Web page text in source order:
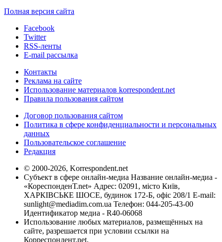
Полная версия сайта
Facebook
Twitter
RSS-ленты
E-mail рассылка
Контакты
Реклама на сайте
Использование материалов korrespondent.net
Правила пользования сайтом
Договор пользования сайтом
Политика в сфере конфиденциальности и персональных
данных
Пользовательское соглашение
Редакция
© 2000-2026, Korrespondent.net
Субъект в сфере онлайн-медиа Название онлайн-медиа -
«КореспонденТ.net» Адрес: 02091, місто Київ,
ХАРКІВСЬКЕ ШОСЕ, будинок 172-Б, офіс 208/1 E-mail:
sunlight@mediadim.com.ua Телефон: 044-205-43-00
Идентификатор медиа - R40-06068
Использование любых материалов, размещённых на
сайте, разрешается при условии ссылки на
Корреспондент.net.